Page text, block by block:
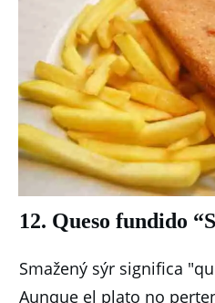
12. Queso fundido
Smažený sýr significa
Aunque el plato no